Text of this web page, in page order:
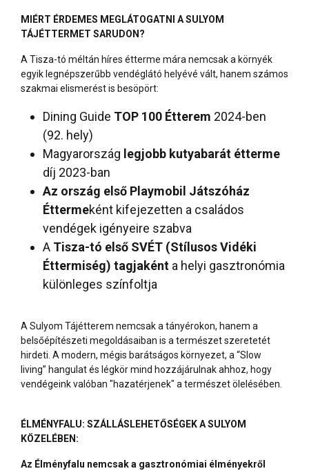
MIÉRT ÉRDEMES MEGLÁTOGATNI A SULYOM
TÁJÉTTERMET SARUDON?
A Tisza-tó méltán híres étterme mára nemcsak a környék
egyik legnépszerűbb vendéglátó helyévé vált, hanem számos
szakmai elismerést is besöpört:
Dining Guide TOP 100 Étterem 2024-ben
(92. hely)
Magyarország legjobb kutyabarát étterme
díj 2023-ban
Az ország első Playmobil Játszóház
Éttermeként kifejezetten a családos
vendégek igényeire szabva
A Tisza-tó első SVÉT (Stílusos Vidéki
Éttermiség) tagjaként a helyi gasztronómia
különleges színfoltja
A Sulyom Tájétterem nemcsak a tányérokon, hanem a
belsőépítészeti megoldásaiban is a természet szeretetét
hirdeti. A modern, mégis barátságos környezet, a “Slow
living” hangulat és légkör mind hozzájárulnak ahhoz, hogy
vendégeink valóban "hazatérjenek" a természet ölelésében.
ÉLMÉNYFALU: SZÁLLÁSLEHETŐSÉGEK A SULYOM
KÖZELÉBEN:
Az Élményfalu nemcsak a gasztronómiai élményekről